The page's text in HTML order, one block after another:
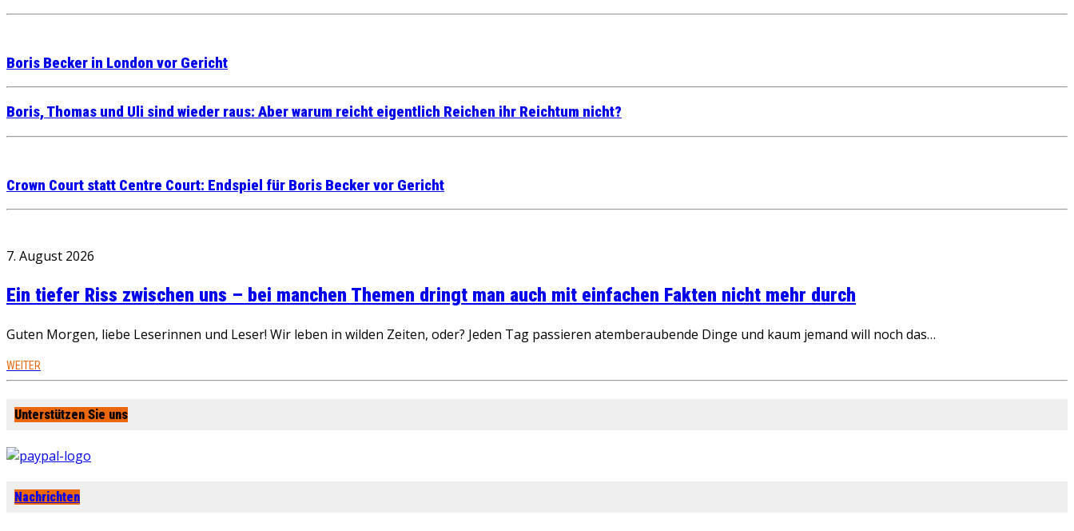
Boris Becker in London vor Gericht
Boris, Thomas und Uli sind wieder raus: Aber warum reicht eigentlich Reichen ihr Reichtum nicht?
Crown Court statt Centre Court: Endspiel für Boris Becker vor Gericht
7. August 2026
Ein tiefer Riss zwischen uns – bei manchen Themen dringt man auch mit einfachen Fakten nicht mehr durch
Guten Morgen, liebe Leserinnen und Leser! Wir leben in wilden Zeiten, oder? Jeden Tag passieren atemberaubende Dinge und kaum jemand will noch das…
WEITER
Unterstützen Sie uns
Nachrichten